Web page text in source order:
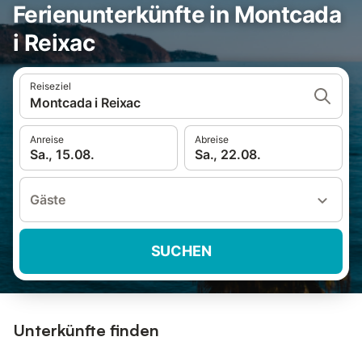
Ferienunterkünfte in Montcada
i Reixac
Reiseziel
Montcada i Reixac
Anreise
Sa., 15.08.
Abreise
Sa., 22.08.
Gäste
SUCHEN
Unterkünfte finden